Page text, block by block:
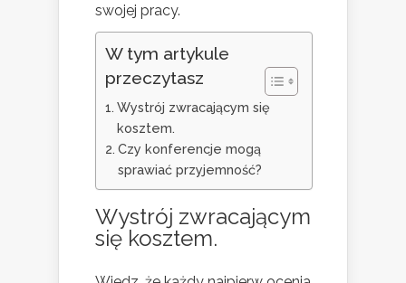
swojej pracy.
W tym artykule
przeczytasz
Wystrój zwracającym się
kosztem.
Czy konferencje mogą
sprawiać przyjemność?
Wystrój zwracającym
się kosztem.